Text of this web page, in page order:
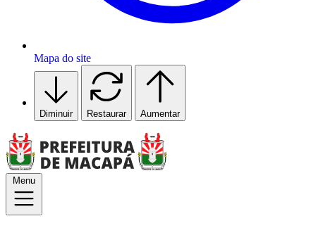
Mapa do site
Diminuir Restaurar Aumentar
Menu